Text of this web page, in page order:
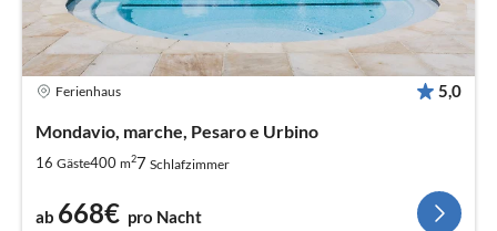
Ferienhaus 5,0
Mondavio, marche, Pesaro e Urbino
16 Gäste400 m27 Schlafzimmer
ab 668€ pro Nacht